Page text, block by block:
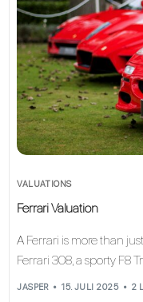
VALUATIONS
Ferrari Valuation
A Ferrari is more than
Ferrari 308, a sporty F8
JASPER 15. JULI 2025 2